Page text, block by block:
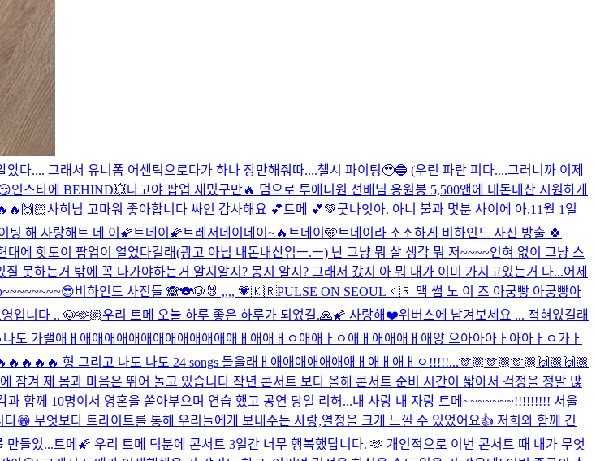
다.... 그래서 유니폼 어센틱으로다가 하나 장만해줘따....첼시 파이팅🥹🔵 (우린 파란 피다....그러니까 이제
인스타에 BEHIND💥나고야 팝업 재밌구만🔥 덤으로 투애니원 선배님 응원봉 5,500앤에 내돈내산 시원하게
🙌🏻사히님 고마워 좋아합니다 싸인 감사해요 💕 트메 💕💚굿나잇아. 아니 불과 몇분 사이에 아.11월 1일
팅 해 사랑해 트 데 이 🌠트데이🌠트레저데이데이~🔥 트데이🩵트데이라 소소하게 비하인드 사진 방출 🍀
에 핫토이 팝업이 열었다길래(광고 아님 내돈내산임ㅡ.ㅡ) 난 그냥 뭐 살 생각 뭐 저~~~~언혀 없이 그냥 스
못하는거 밖에 꼭 나가야하는거 알지알지? 몽지 알지? 그래서 갔지 아 뭐 내가 이미 가지고있는거 다...어제
비하인드 사진들 🙈🐨🐶🐰 ,,,, 💗🇰🇷PULSE ON SEOUL🇰🇷 맥 썸 노 이 즈 아궁빵 아궁빵아
입니다 .. 🐶🫶🏼우리 트메 오늘 하루 좋은 하루가 되었길.🙏🌠 사랑해❤️위버스에 남겨보세요 ... 적혀있길래
가랠애ㅐ애애애애애애애애애애애애애ㅐ애애ㅐㅇ애애ㅏㅇ애ㅐ애애애ㅐ애양 으아아아ㅏ아아ㅏㅇ가ㅏ
형 그리고 나도 나도 24 songs 들을래ㅐ애애애애애애애ㅐ애ㅐ애ㅐㅇ!!!!!...🫶🏼🫶🏼🫶🏼🙌🏼🙌🏼
잠겨 제 몸과 마음은 뛰어 놀고 있습니다 작년 콘서트 보다 올해 콘서트 준비 시간이 짧아서 걱정을 정말 많
함께 10명이서 영혼을 쏟아부으며 연습 했고 공연 당일 리허...내 사랑 내 자랑 트메~~~~~~~!!!!!!!!! 서울
무엇보다 트라이트를 통해 우리들에게 보내주는 사랑,열정을 크게 느낄 수 있었어요👍 저희와 함께 긴
만들었...트메🌠 우리 트메 덕분에 콘서트 3일간 너무 행복했답니다. 🫶 개인적으로 이번 콘서트 때 내가 무엇